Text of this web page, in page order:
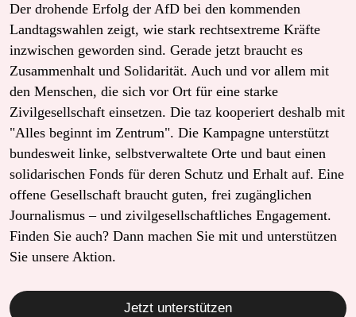
Der drohende Erfolg der AfD bei den kommenden
Landtagswahlen zeigt, wie stark rechtsextreme Kräfte
inzwischen geworden sind. Gerade jetzt braucht es
Zusammenhalt und Solidarität. Auch und vor allem mit
den Menschen, die sich vor Ort für eine starke
Zivilgesellschaft einsetzen. Die taz kooperiert deshalb mit
"Alles beginnt im Zentrum". Die Kampagne unterstützt
bundesweit linke, selbstverwaltete Orte und baut einen
solidarischen Fonds für deren Schutz und Erhalt auf. Eine
offene Gesellschaft braucht guten, frei zugänglichen
Journalismus – und zivilgesellschaftliches Engagement.
Finden Sie auch? Dann machen Sie mit und unterstützen
Sie unsere Aktion.
Jetzt unterstützen